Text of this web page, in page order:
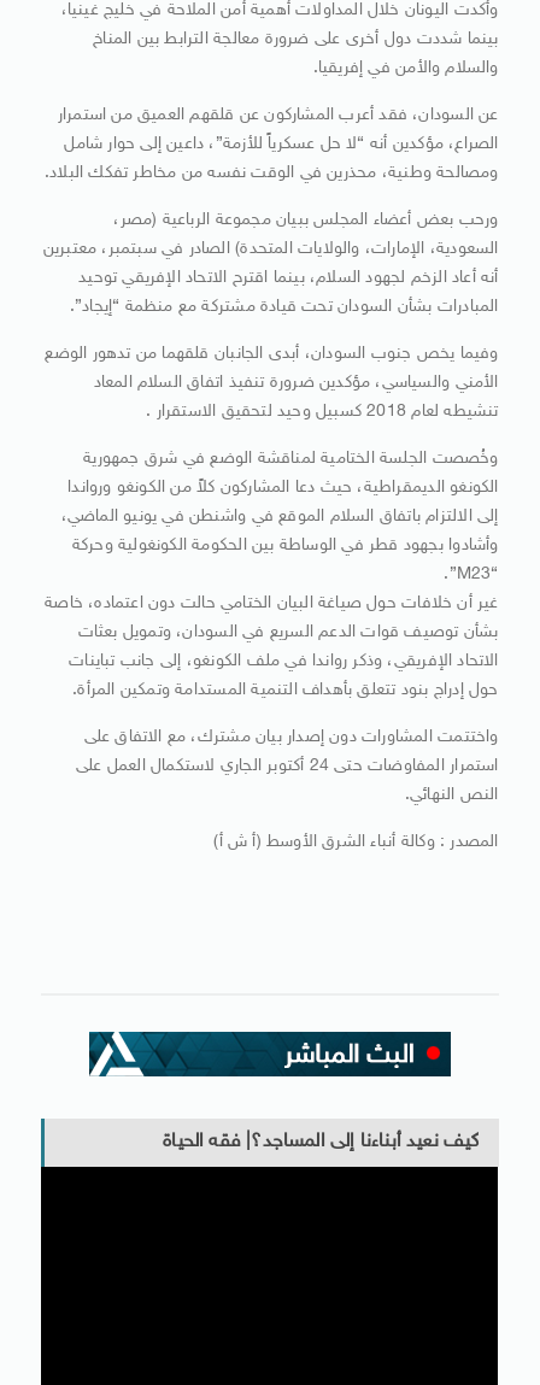
وأكدت اليونان خلال المداولات أهمية أمن الملاحة في خليج غينيا،
بينما شددت دول أخرى على ضرورة معالجة الترابط بين المناخ
والسلام والأمن في إفريقيا.
عن السودان، فقد أعرب المشاركون عن قلقهم العميق من استمرار
الصراع، مؤكدين أنه “لا حل عسكرياً للأزمة”، داعين إلى حوار شامل
ومصالحة وطنية، محذرين في الوقت نفسه من مخاطر تفكك البلاد.
ورحب بعض أعضاء المجلس ببيان مجموعة الرباعية (مصر،
السعودية، الإمارات، والولايات المتحدة) الصادر في سبتمبر، معتبرين
أنه أعاد الزخم لجهود السلام، بينما اقترح الاتحاد الإفريقي توحيد
المبادرات بشأن السودان تحت قيادة مشتركة مع منظمة “إيجاد”.
وفيما يخص جنوب السودان، أبدى الجانبان قلقهما من تدهور الوضع
الأمني والسياسي، مؤكدين ضرورة تنفيذ اتفاق السلام المعاد
تنشيطه لعام 2018 كسبيل وحيد لتحقيق الاستقرار .
وخُصصت الجلسة الختامية لمناقشة الوضع في شرق جمهورية
الكونغو الديمقراطية، حيث دعا المشاركون كلاً من الكونغو ورواندا
إلى الالتزام باتفاق السلام الموقع في واشنطن في يونيو الماضي،
وأشادوا بجهود قطر في الوساطة بين الحكومة الكونغولية وحركة
“M23”.
غير أن خلافات حول صياغة البيان الختامي حالت دون اعتماده، خاصة
بشأن توصيف قوات الدعم السريع في السودان، وتمويل بعثات
الاتحاد الإفريقي، وذكر رواندا في ملف الكونغو، إلى جانب تباينات
حول إدراج بنود تتعلق بأهداف التنمية المستدامة وتمكين المرأة.
واختتمت المشاورات دون إصدار بيان مشترك، مع الاتفاق على
استمرار المفاوضات حتى 24 أكتوبر الجاري لاستكمال العمل على
النص النهائي.
المصدر : وكالة أنباء الشرق الأوسط (أ ش أ)
كيف نعيد أبناءنا إلى المساجد؟| فقه الحياة